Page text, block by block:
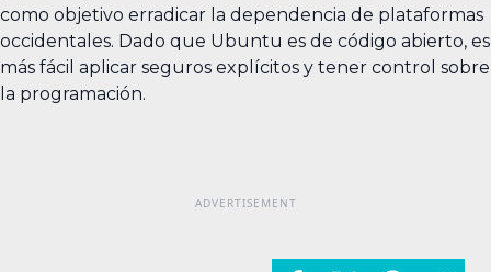
como objetivo erradicar la dependencia de plataformas
occidentales. Dado que Ubuntu es de código abierto, es
más fácil aplicar seguros explícitos y tener control sobre
la programación.